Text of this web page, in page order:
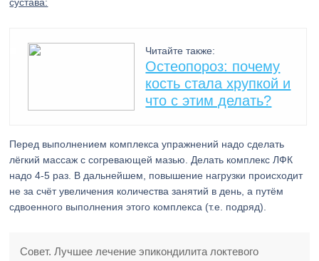
Читайте также:
Остеопороз: почему
кость стала хрупкой и
что с этим делать?
Перед выполнением комплекса упражнений надо сделать
лёгкий массаж с согревающей мазью. Делать комплекс ЛФК
надо 4-5 раз. В дальнейшем, повышение нагрузки происходит
не за счёт увеличения количества занятий в день, а путём
сдвоенного выполнения этого комплекса (т.е. подряд).
Совет. Лучшее лечение эпикондилита локтевого